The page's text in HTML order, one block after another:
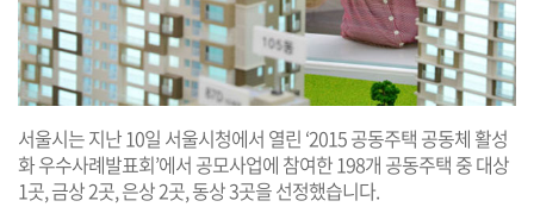
서울시는 지난 10일 서울시청에서 열린 ‘2015 공동주택 공동체 활성
화 우수사례발표회’에서 공모사업에 참여한 198개 공동주택 중 대상
1곳, 금상 2곳, 은상 2곳, 동상 3곳을 선정했습니다.